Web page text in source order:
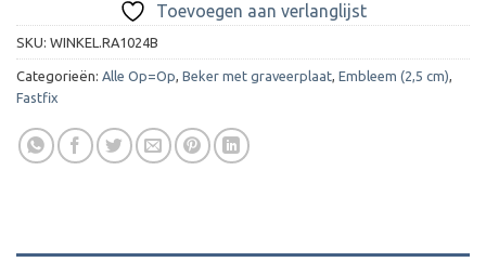
Toevoegen aan verlanglijst
SKU: WINKEL.RA1024B
Categorieën: Alle Op=Op, Beker met graveerplaat, Embleem (2,5 cm),
Fastfix